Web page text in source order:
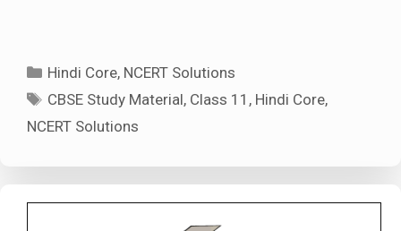
Categories
Hindi Core, NCERT Solutions
Tags
CBSE Study Material, Class 11 , Hindi Core,
NCERT Solutions